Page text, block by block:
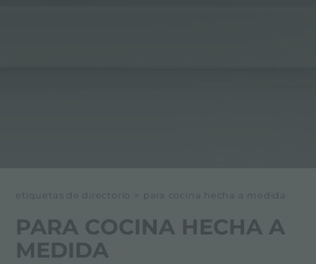
etiquetas de directorio > para cocina hecha a medida
PARA COCINA HECHA A
MEDIDA